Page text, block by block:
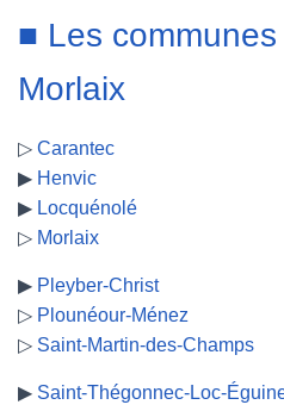
o
k
e
■ Les
Morlaix
▷ Carantec
▶ Henvic
▶ Locquénolé
▷ Morlaix
▶ Pleyber-Christ
▷ Plounéour-Ménez
▷ Saint-Martin-des-Champs
▶ Saint-Thégonnec-Loc-